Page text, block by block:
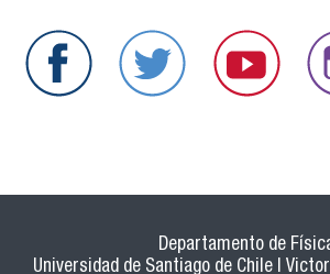
Departamento de
Universidad de Santiago de Chile |